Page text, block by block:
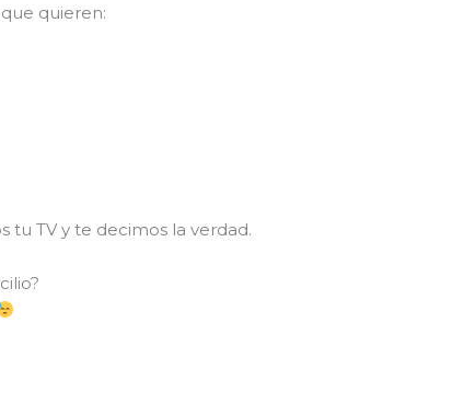
quieren:
tu TV y te decimos la verdad.